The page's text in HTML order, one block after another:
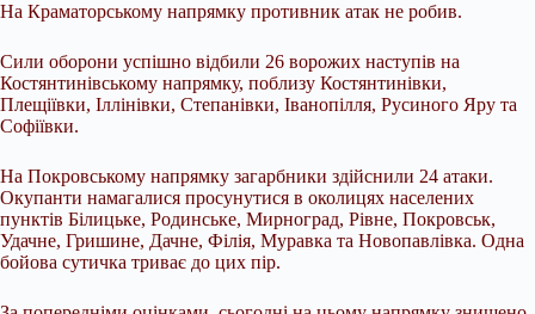
На Краматорському напрямку противник атак не робив.
Сили оборони успішно відбили 26 ворожих наступів на
Костянтинівському напрямку, поблизу Костянтинівки,
Плещіївки, Іллінівки, Степанівки, Іванопілля, Русиного Яру та
Софіївки.
На Покровському напрямку загарбники здійснили 24 атаки.
Окупанти намагалися просунутися в околицях населених
пунктів Білицьке, Родинське, Мирноград, Рівне, Покровськ,
Удачне, Гришине, Дачне, Філія, Муравка та Новопавлівка. Одна
бойова сутичка триває до цих пір.